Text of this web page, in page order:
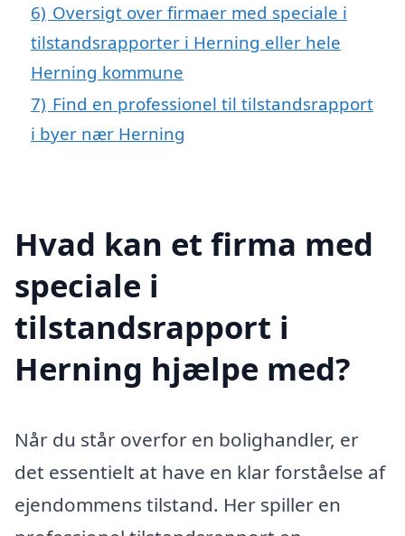
6) Oversigt over firmaer med speciale i
tilstandsrapporter i Herning eller hele
Herning kommune
7) Find en professionel til tilstandsrapport
i byer nær Herning
Hvad kan et firma med
speciale i
tilstandsrapport i
Herning hjælpe med?
Når du står overfor en bolighandler, er
det essentielt at have en klar forståelse af
ejendommens tilstand. Her spiller en